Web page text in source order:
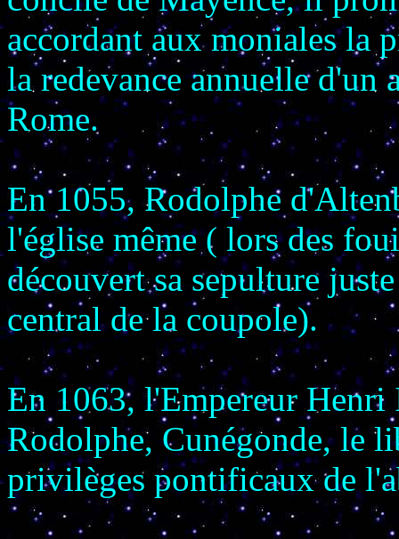
accordant aux moniales la
la redevance annuelle d'un
Rome.
En 1055, Rodolphe
l'église même ( lors des
découvert sa sepulture
central de la coupole).
En 1063, l'Empereur
Rodolphe, Cunégonde, le
privilèges pontificaux de